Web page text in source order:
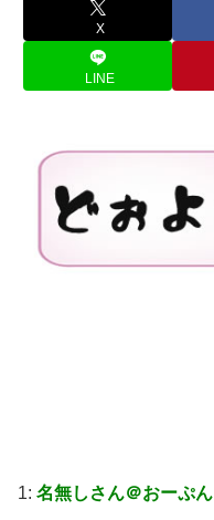
X
LINE
1: 名無しさん＠おーぷん